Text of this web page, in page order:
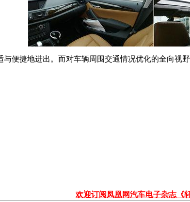
便捷地进出。而对车辆周围交通情况优化的全向
欢迎订阅凤凰网汽车电子杂志《